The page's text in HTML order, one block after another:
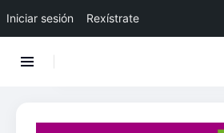
Iniciar sesión Rexístrate